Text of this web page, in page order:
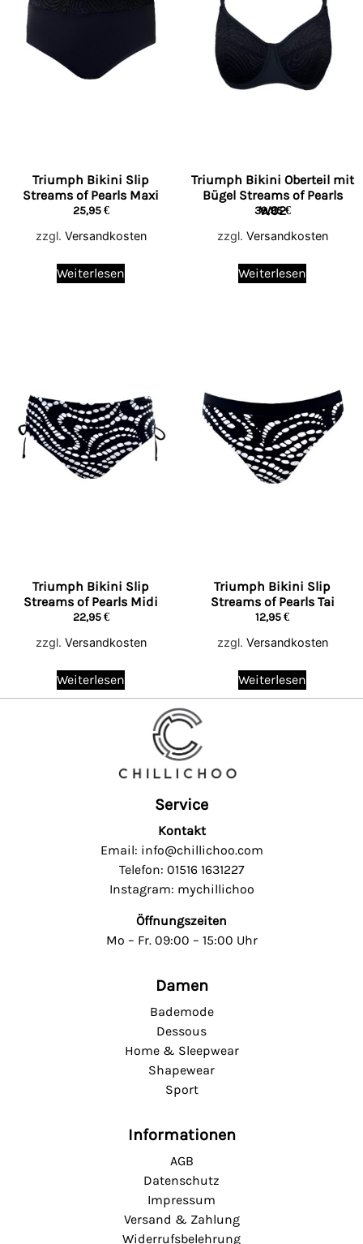
Triumph Bikini Slip
Streams of Pearls Maxi
25,95€
zzgl. Versandkosten
Weiterlesen
Triumph Bikini Oberteil mit
Bügel Streams of Pearls
W02
39,95€
zzgl. Versandkosten
Weiterlesen
Triumph Bikini Slip
Streams of Pearls Midi
22,95€
zzgl. Versandkosten
Weiterlesen
Triumph Bikini Slip
Streams of Pearls Tai
12,95€
zzgl. Versandkosten
Weiterlesen
Service
Kontakt
Email: info@chillichoo.com
Telefon: 01516 1631227
Instagram: mychillichoo
Öffnungszeiten
Mo – Fr. 09:00 – 15:00 Uhr
Damen
Bademode
Dessous
Home & Sleepwear
Shapewear
Sport
Informationen
AGB
Datenschutz
Impressum
Versand & Zahlung
Widerrufsbelehrung